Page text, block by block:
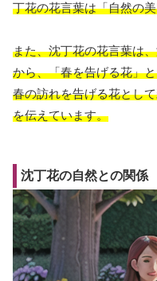
丁花の花言葉は「自然の
また、沈丁花の花言葉は
から、「春を告げる花」
春の訪れを告げる花とし
を伝えています。
沈丁花の自然との関係